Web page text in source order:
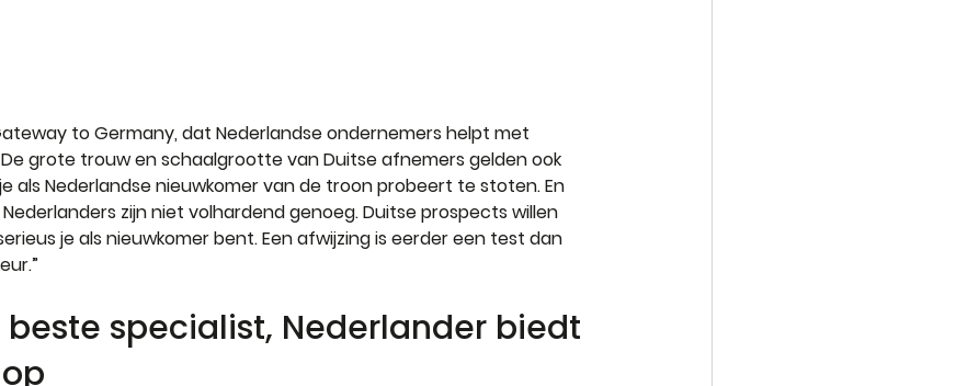
to Germany, dat Nederlandse ondernemers helpt met
grote trouw en schaalgrootte van Duitse afnemers gelden ook
als Nederlandse nieuwkomer van de troon probeert te stoten. En
zijn niet volhardend genoeg. Duitse prospects willen
je als nieuwkomer bent. Een afwijzing is eerder een test dan
beste specialist, Nederlander biedt